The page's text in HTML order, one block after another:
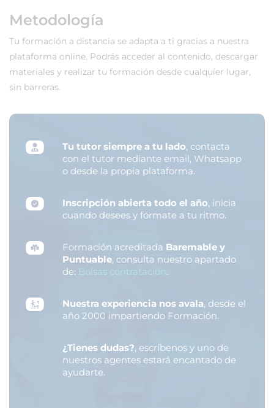
Metodología
Tu formación a distancia se adapta a ti gracias a nuestra
plataforma online. Podrás acceder al contenido, descargar
materiales y realizar tu formación desde cualquier lugar,
sin barreras.
Tu tutor siempre a tu lado, contacta
con el tutor mediante email, Whatsapp
o desde la propia plataforma.
Inscripción abierta todo el año, inicia
cuando desees y fórmate a tu ritmo.
Formación acreditada Baremable y
Puntuable, consulta nuestro apartado
de: Bolsas contratación.
Nuestra experiencia nos avala, desde el
año 2000 impartiendo Formación.
¿Tienes dudas?, escríbenos y uno de
nuestros agentes estará encantado de
ayudarte.